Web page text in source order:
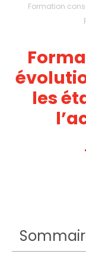
Formation
les